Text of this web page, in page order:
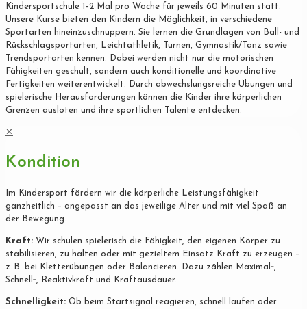
Kindersportschule 1–2 Mal pro Woche für jeweils 60 Minuten statt.
Unsere Kurse bieten den Kindern die Möglichkeit, in verschiedene
Sportarten hineinzuschnuppern. Sie lernen die Grundlagen von Ball- und
Rückschlagsportarten, Leichtathletik, Turnen, Gymnastik/Tanz sowie
Trendsportarten kennen. Dabei werden nicht nur die motorischen
Fähigkeiten geschult, sondern auch konditionelle und koordinative
Fertigkeiten weiterentwickelt. Durch abwechslungsreiche Übungen und
spielerische Herausforderungen können die Kinder ihre körperlichen
Grenzen ausloten und ihre sportlichen Talente entdecken.
✕
Kondition
Im Kindersport fördern wir die körperliche Leistungsfähigkeit
ganzheitlich – angepasst an das jeweilige Alter und mit viel Spaß an
der Bewegung.
Kraft: Wir schulen spielerisch die Fähigkeit, den eigenen Körper zu
stabilisieren, zu halten oder mit gezieltem Einsatz Kraft zu erzeugen –
z. B. bei Kletterübungen oder Balancieren. Dazu zählen Maximal‐,
Schnell‐, Reaktivkraft und Kraftausdauer.
Schnelligkeit: Ob beim Startsignal reagieren, schnell laufen oder